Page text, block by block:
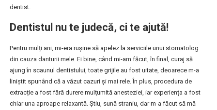
dentist.
Dentistul nu te judecă, ci te ajută!
Pentru mulți ani, mi-era rușine să apelez la serviciile unui stomatolog
din cauza danturii mele. Ei bine, când mi-am făcut, în final, curaj să
ajung în scaunul dentistului, toate grijile au fost uitate, deoarece m-a
liniștit spunând că a văzut cazuri și mai rele. În plus, procedura de
extracție a fost fără durere mulțumită anesteziei, iar experiența a fost
chiar una aproape relaxantă. Știu, sună straniu, dar m-a făcut să mă